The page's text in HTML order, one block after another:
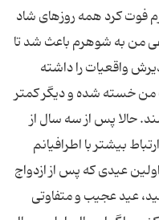
فوت كرد همه روزهای شاد
من به شوهرم باعث شد تا
واقعیات را داشته
من خسته شده و دیگر كمتر
حالا پس از سه سال از
بیشتر با اطرافیانم
عیدی که پس از ازدواج
عید عجیب و متفاوتی